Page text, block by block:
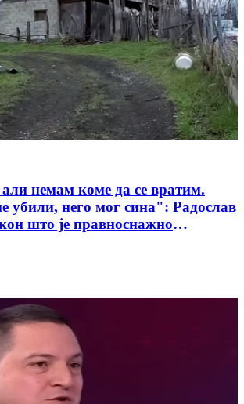
немам коме да се вратим.
убили, него мог сина": Радослав
што је правноснажно